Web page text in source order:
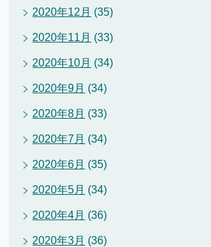
2020年12月 (35)
2020年11月 (33)
2020年10月 (34)
2020年9月 (34)
2020年8月 (33)
2020年7月 (34)
2020年6月 (35)
2020年5月 (34)
2020年4月 (36)
2020年3月 (36)